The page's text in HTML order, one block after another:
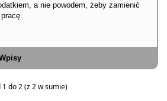
a nie powodem, żeby zamienić
do 2 (z 2 w sumie)